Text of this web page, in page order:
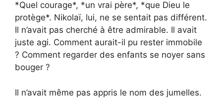
*Quel courage*, *un vrai père*, *que Dieu le
protège*. Nikolaï, lui, ne se sentait pas différent.
Il n’avait pas cherché à être admirable. Il avait
juste agi. Comment aurait-il pu rester immobile
? Comment regarder des enfants se noyer sans
bouger ?
Il n’avait même pas appris le nom des jumelles.